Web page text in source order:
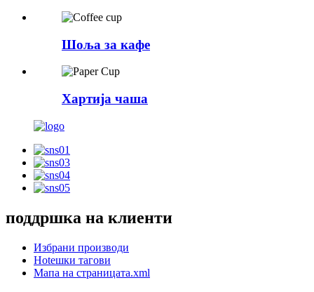
Шоља за кафе
Хартија чаша
поддршка на клиенти
Избрани производи
Hotешки тагови
Мапа на страницата.xml